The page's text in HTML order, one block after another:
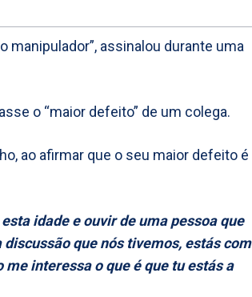
manipulador”, assinalou durante uma
o “maior defeito” de um colega.
ao afirmar que o seu maior defeito é
idade e ouvir de uma pessoa que
discussão que nós tivemos, estás com
interessa o que é que tu estás a